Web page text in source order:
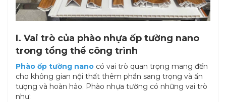
I. Vai trò của phào nhựa ốp tường nano
trong tổng thể công trình
Phào ốp tường nano có vai trò quan trọng mang đến
cho không gian nội thất thêm phần sang trọng và ấn
tượng và hoàn hảo. Phào nhựa tường có những vai trò
như: